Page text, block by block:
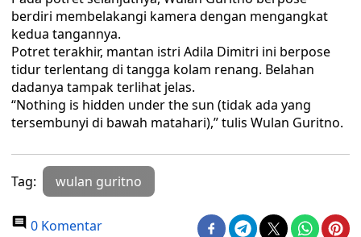
berdiri membelakangi kamera dengan mengangkat
kedua tangannya.
Potret terakhir, mantan istri Adila Dimitri ini berpose
tidur terlentang di tangga kolam renang. Belahan
dadanya tampak terlihat jelas.
“Nothing is hidden under the sun (tidak ada yang
tersembunyi di bawah matahari),” tulis Wulan Guritno.
Tag: wulan guritno
0 Komentar